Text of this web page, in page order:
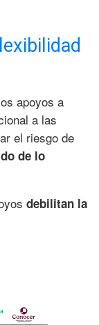
apoyos a
a las
el riesgo de
de lo
debilitan la